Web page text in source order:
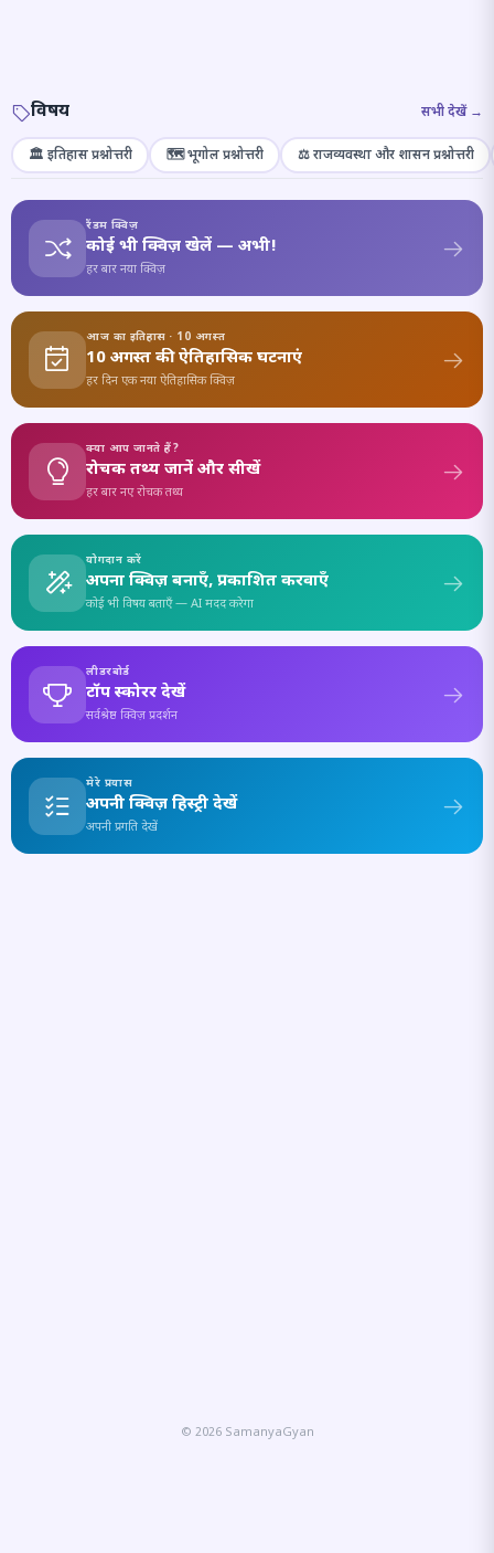
विषय सभी देखें →
🏛️ इतिहास प्रश्नोत्तरी 🗺️ भूगोल प्रश्नोत्तरी ⚖️ राजव्यवस्था और शासन प्रश्नोत्तरी
रैंडम क्विज़
कोई भी क्विज़ खेलें — अभी!
हर बार नया क्विज़
आज का इतिहास · 10 अगस्त
10 अगस्त की ऐतिहासिक घटनाएं
हर दिन एक नया ऐतिहासिक क्विज़
क्या आप जानते हैं?
रोचक तथ्य जानें और सीखें
हर बार नए रोचक तथ्य
योगदान करें
अपना क्विज़ बनाएँ, प्रकाशित करवाएँ
कोई भी विषय बताएँ — AI मदद करेगा
लीडरबोर्ड
टॉप स्कोरर देखें
सर्वश्रेष्ठ क्विज़ प्रदर्शन
मेरे प्रयास
अपनी क्विज़ हिस्ट्री देखें
अपनी प्रगति देखें
© 2026 SamanyaGyan